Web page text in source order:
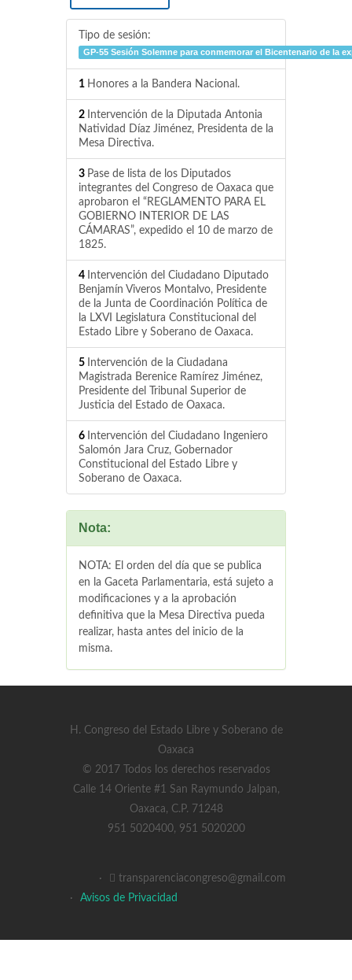
Tipo de sesión:
GP-55 Sesión Solemne para conmemorar el Bicentenario de la
1 Honores a la Bandera Nacional.
2 Intervención de la Diputada Antonia
Natividad Díaz Jiménez, Presidenta de la
Mesa Directiva.
3 Pase de lista de los Diputados
integrantes del Congreso de Oaxaca que
aprobaron el “REGLAMENTO PARA EL
GOBIERNO INTERIOR DE LAS
CÁMARAS”, expedido el 10 de marzo de
1825.
4 Intervención del Ciudadano Diputado
Benjamín Viveros Montalvo, Presidente
de la Junta de Coordinación Política de
la LXVI Legislatura Constitucional del
Estado Libre y Soberano de Oaxaca.
5 Intervención de la Ciudadana
Magistrada Berenice Ramírez Jiménez,
Presidente del Tribunal Superior de
Justicia del Estado de Oaxaca.
6 Intervención del Ciudadano Ingeniero
Salomón Jara Cruz, Gobernador
Constitucional del Estado Libre y
Soberano de Oaxaca.
Nota:
NOTA: El orden del día que se publica
en la Gaceta Parlamentaria, está sujeto a
modificaciones y a la aprobación
definitiva que la Mesa Directiva pueda
realizar, hasta antes del inicio de la
misma.
H. Congreso del Estado Libre y Soberano de
Oaxaca
© 2017 Todos los derechos reservados
Calle 14 Oriente #1 San Raymundo Jalpan,
Oaxaca, C.P. 71248
951 5020400, 951 5020200
·
transparenciacongreso@gmail.com
·
Avisos de Privacidad